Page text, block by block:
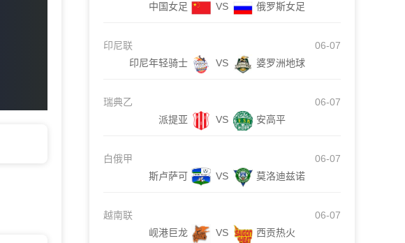
中国女足
VS 俄罗斯女足
印尼联
06-07
印尼年轻骑士
VS 婆罗洲地球
瑞典乙
06-07
派提亚
VS 安高平
白俄甲
06-07
斯卢萨可
VS 莫洛迪兹诺
越南联
06-07
岘港巨龙
VS 西贡热火